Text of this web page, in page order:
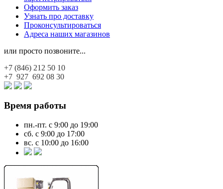
Оформить заказ
Узнать про доставку
Проконсультироваться
Адреса наших магазинов
или просто позвоните...
+7 (846) 212 50 10
+7 927 692 08 30
Время работы
пн.-пт. с 9:00 до 19:00
сб. с 9:00 до 17:00
вс. с 10:00 до 16:00